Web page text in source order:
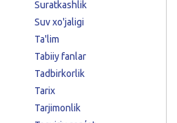
Suratkashlik
Suv xo'jaligi
Ta'lim
Tabiiy fanlar
Tadbirkorlik
Tarix
Tarjimonlik